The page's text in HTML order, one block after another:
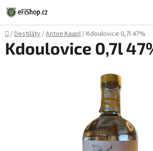
Přejít
na
obsah
Domů
/Destiláty/Anton Kaapl/Kdoulovice 0,7l 47%
Kdoulovice 0,7l